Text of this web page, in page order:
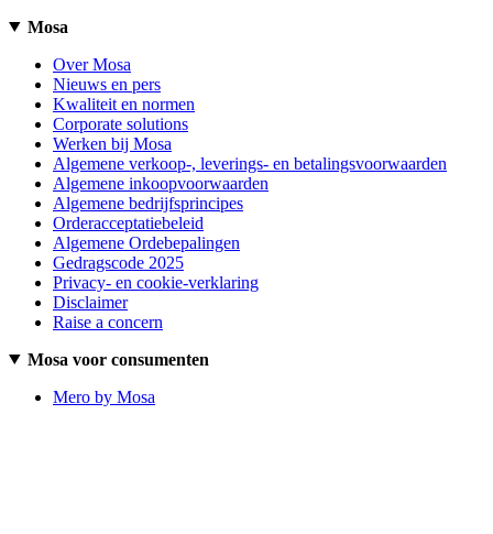
Mosa
Over Mosa
Nieuws en pers
Kwaliteit en normen
Corporate solutions
Werken bij Mosa
Algemene verkoop-, leverings- en betalingsvoorwaarden
Algemene inkoopvoorwaarden
Algemene bedrijfsprincipes
Orderacceptatiebeleid
Algemene Ordebepalingen
Gedragscode 2025
Privacy- en cookie-verklaring
Disclaimer
Raise a concern
Mosa voor consumenten
Mero by Mosa